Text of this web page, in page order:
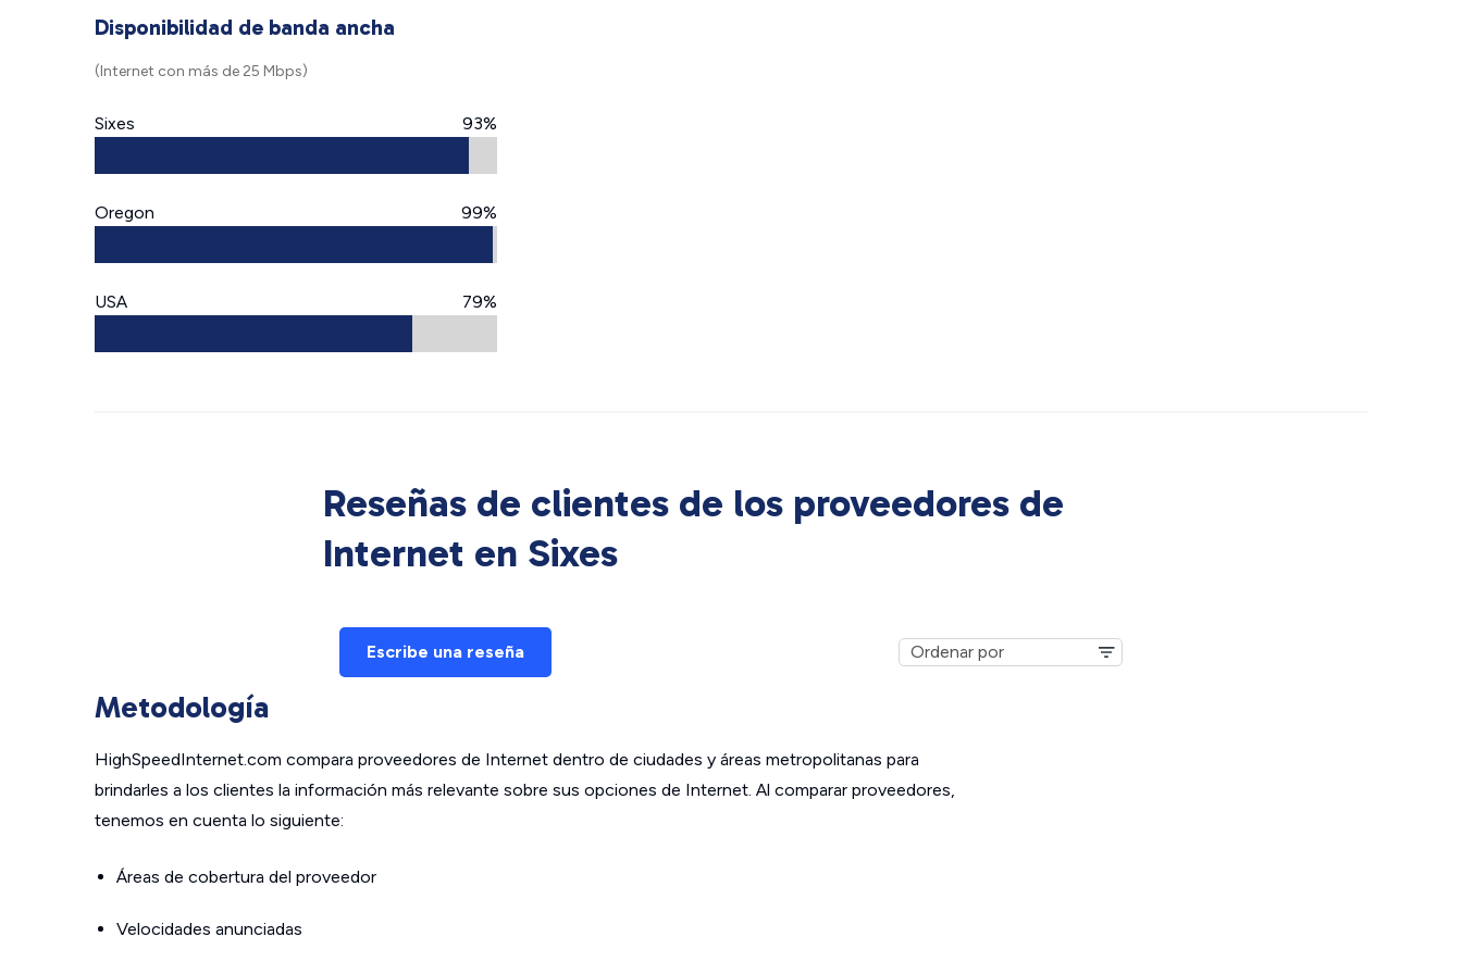
Disponibilidad de banda ancha
(Internet con más de 25 Mbps)
Sixes 93%
Oregon 99%
USA 79%
Reseñas de clientes de los proveedores de
Internet en Sixes
Escribe una reseña
Metodología
HighSpeedInternet.com compara proveedores de Internet dentro de ciudades y áreas metropolitanas para
brindarles a los clientes la información más relevante sobre sus opciones de Internet. Al comparar proveedores,
tenemos en cuenta lo siguiente:
Áreas de cobertura del proveedor
Velocidades anunciadas